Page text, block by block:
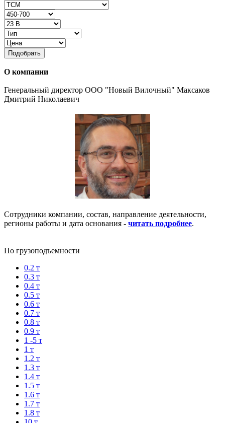
Подобрать
О компании
Генеральный директор ООО "Новый Вилочный" Максаков
Дмитрий Николаевич
Сотрудники компании, состав, направление деятельности,
регионы работы и дата основания - читать подробнее.
По грузоподъемности
0.2 т
0.3 т
0.4 т
0.5 т
0.6 т
0.7 т
0.8 т
0.9 т
1 -5 т
1 т
1.2 т
1.3 т
1.4 т
1.5 т
1.6 т
1.7 т
1.8 т